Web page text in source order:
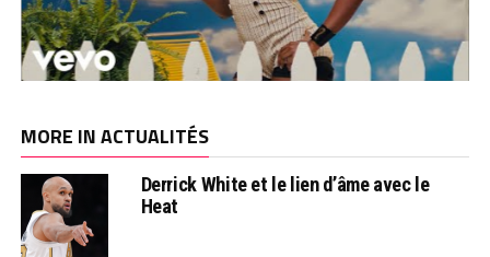
MORE IN ACTUALITÉS
Derrick White et le lien d’âme avec le
Heat